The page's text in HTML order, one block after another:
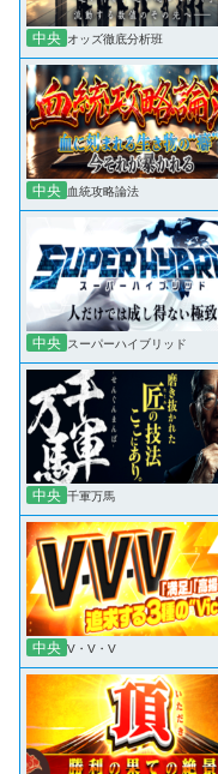
中央 オッズ徹底分析班
中央 血統攻略論法
中央 スーパーハイブリッド
中央 千軍万馬
中央 V・V・V